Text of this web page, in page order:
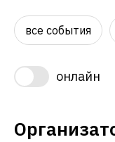
все события
онлайн